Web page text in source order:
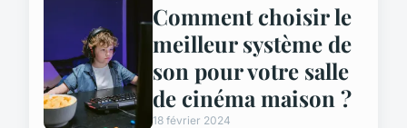
Comment choisir le
meilleur système de
son pour votre salle
de cinéma maison ?
18 février 2024